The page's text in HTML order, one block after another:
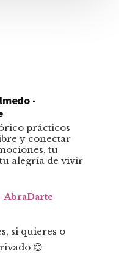
-
prácticos
y conectar
tu
alegría de vivir
AbraDarte
si quieres o
😊